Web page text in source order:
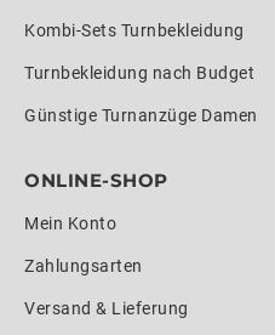
Kombi-Sets Turnbekleidung
Turnbekleidung nach Budget
Günstige Turnanzüge Damen
ONLINE-SHOP
Mein Konto
Zahlungsarten
Versand & Lieferung